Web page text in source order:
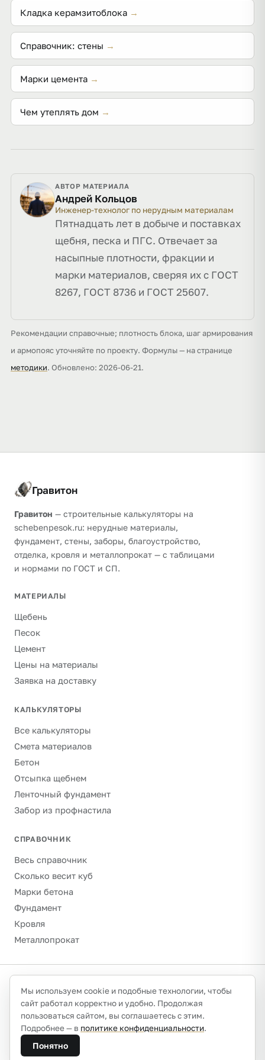
Кладка керамзитоблока →
Справочник: стены →
Марки цемента →
Чем утеплять дом →
АВТОР МАТЕРИАЛА
Андрей Кольцов
Инженер-технолог по нерудным материалам
Пятнадцать лет в добыче и поставках
щебня, песка и ПГС. Отвечает за
насыпные плотности, фракции и
марки материалов, сверяя их с ГОСТ
8267, ГОСТ 8736 и ГОСТ 25607.
Рекомендации справочные; плотность блока, шаг армирования
и армопояс уточняйте по проекту. Формулы — на странице
методики. Обновлено: 2026-06-21.
Гравитон
Гравитон — строительные калькуляторы на
schebenpesok.ru: нерудные материалы,
фундамент, стены, заборы, благоустройство,
отделка, кровля и металлопрокат — с таблицами
и нормами по ГОСТ и СП.
МАТЕРИАЛЫ
Щебень
Песок
Цемент
Цены на материалы
Заявка на доставку
КАЛЬКУЛЯТОРЫ
Все калькуляторы
Смета материалов
Бетон
Отсыпка щебнем
Ленточный фундамент
Забор из профнастила
СПРАВОЧНИК
Весь справочник
Сколько весит куб
Марки бетона
Фундамент
Кровля
Металлопрокат
Разработка отиванов.сайт
О проекте и контактыПолитика конфиденциальности
Обработка персональных данных
Плотности указаны ориентировочно (насыпные, сухое
состояние) — калибруйте по паспорту партии или ГОСТ.
Мы используем cookie и подобные технологии, чтобы
сайт работал корректно и удобно. Продолжая
пользоваться сайтом, вы соглашаетесь с этим.
Подробнее — в политике конфиденциальности.
Понятно